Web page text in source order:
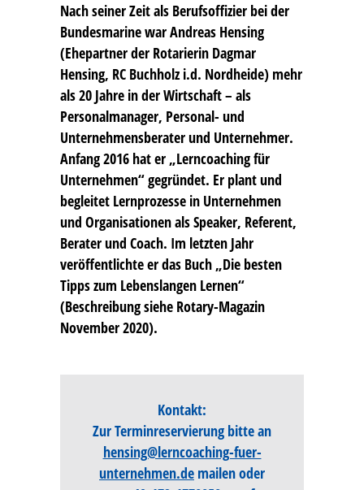
Nach seiner Zeit als Berufsoffizier bei der
Bundesmarine warAndreas Hensing
(Ehepartner der Rotarierin Dagmar
Hensing, RC Buchholz i.d. Nordheide) mehr
als 20 Jahre in der Wirtschaft – als
Personalmanager, Personal- und
Unternehmensberater und Unternehmer.
Anfang 2016 hat er „Lerncoaching für
Unternehmen“ gegründet. Er plant und
begleitet Lernprozesse in Unternehmen
und Organisationen als Speaker, Referent,
Berater und Coach. Im letzten Jahr
veröffentlichte er das Buch „Die besten
Tipps zum Lebenslangen Lernen“
(Beschreibung siehe Rotary-Magazin
November 2020).
Kontakt:
Zur Terminreservierung bitte an
hensing@lerncoaching-fuer-
unternehmen.de mailen oder